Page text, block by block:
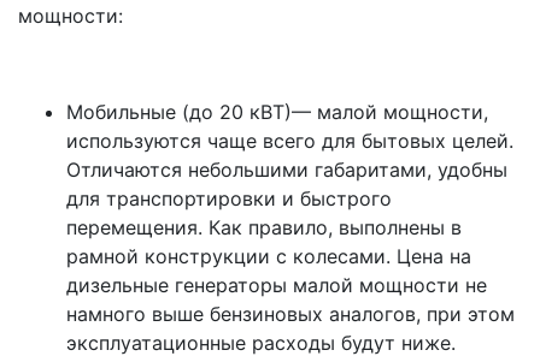
мощности:
Мобильные (до 20 кВТ)— малой мощности,
используются чаще всего для бытовых целей.
Отличаются небольшими габаритами, удобны
для транспортировки и быстрого
перемещения. Как правило, выполнены в
рамной конструкции с колесами. Цена на
дизельные генераторы малой мощности не
намного выше бензиновых аналогов, при этом
эксплуатационные расходы будут ниже.